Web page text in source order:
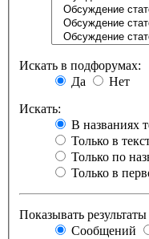
Искать в подфорумах:
Да
Нет
Искать:
В названиях
Только в
Только по
Только в
Показывать результаты
Сообщений